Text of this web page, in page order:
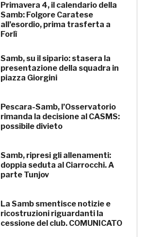
Primavera 4, il calendario della
Samb: Folgore Caratese
all’esordio, prima trasferta a
Forlì
Samb, su il sipario: stasera la
presentazione della squadra in
piazza Giorgini
Pescara-Samb, l’Osservatorio
rimanda la decisione al CASMS:
possibile divieto
Samb, ripresi gli allenamenti:
doppia seduta al Ciarrocchi. A
parte Tunjov
La Samb smentisce notizie e
ricostruzioni riguardanti la
cessione del club. COMUNICATO